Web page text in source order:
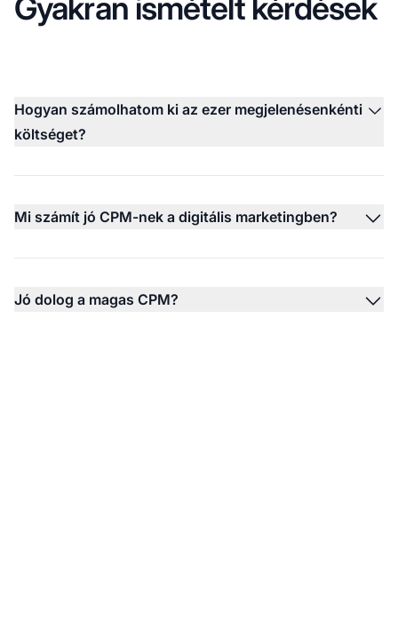
Hogyan számolhatom ki az ezer megjelenésenkénti
költséget?
Mi számít jó CPM-nek a digitális marketingben?
Jó dolog a magas CPM?